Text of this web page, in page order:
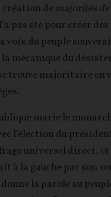
de majorités de
pas été pour créer des
voix du peuple
la mécanique du
trouve majoritaire en
marie le
l’élection du
universel direct, et
à la gauche par son
la parole au